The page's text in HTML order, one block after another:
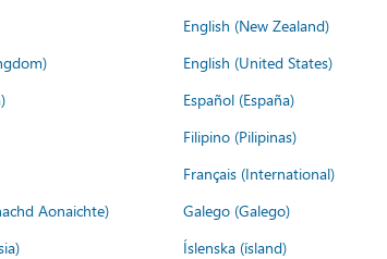
English (New Zealand)
English (United States)
Español (España)
Filipino (Pilipinas)
Français (International)
Aonaichte) Galego (Galego)
Íslenska (ísland)